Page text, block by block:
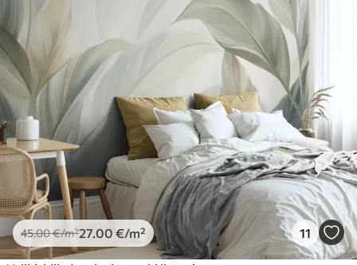
45.00€/m²27 .00 €/m² 11